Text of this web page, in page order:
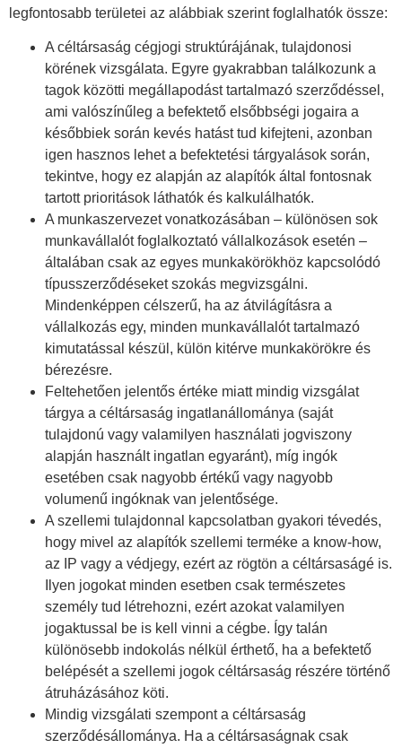
legfontosabb területei az alábbiak szerint foglalhatók össze:
A céltársaság cégjogi struktúrájának, tulajdonosi
körének vizsgálata. Egyre gyakrabban találkozunk a
tagok közötti megállapodást tartalmazó szerződéssel,
ami valószínűleg a befektető elsőbbségi jogaira a
későbbiek során kevés hatást tud kifejteni, azonban
igen hasznos lehet a befektetési tárgyalások során,
tekintve, hogy ez alapján az alapítók által fontosnak
tartott prioritások láthatók és kalkulálhatók.
A munkaszervezet vonatkozásában – különösen sok
munkavállalót foglalkoztató vállalkozások esetén –
általában csak az egyes munkakörökhöz kapcsolódó
típusszerződéseket szokás megvizsgálni.
Mindenképpen célszerű, ha az átvilágításra a
vállalkozás egy, minden munkavállalót tartalmazó
kimutatással készül, külön kitérve munkakörökre és
bérezésre.
Feltehetően jelentős értéke miatt mindig vizsgálat
tárgya a céltársaság ingatlanállománya (saját
tulajdonú vagy valamilyen használati jogviszony
alapján használt ingatlan egyaránt), míg ingók
esetében csak nagyobb értékű vagy nagyobb
volumenű ingóknak van jelentősége.
A szellemi tulajdonnal kapcsolatban gyakori tévedés,
hogy mivel az alapítók szellemi terméke a know-how,
az IP vagy a védjegy, ezért az rögtön a céltársaságé is.
Ilyen jogokat minden esetben csak természetes
személy tud létrehozni, ezért azokat valamilyen
jogaktussal be is kell vinni a cégbe. Így talán
különösebb indokolás nélkül érthető, ha a befektető
belépését a szellemi jogok céltársaság részére történő
átruházásához köti.
Mindig vizsgálati szempont a céltársaság
szerződésállománya. Ha a céltársaságnak csak